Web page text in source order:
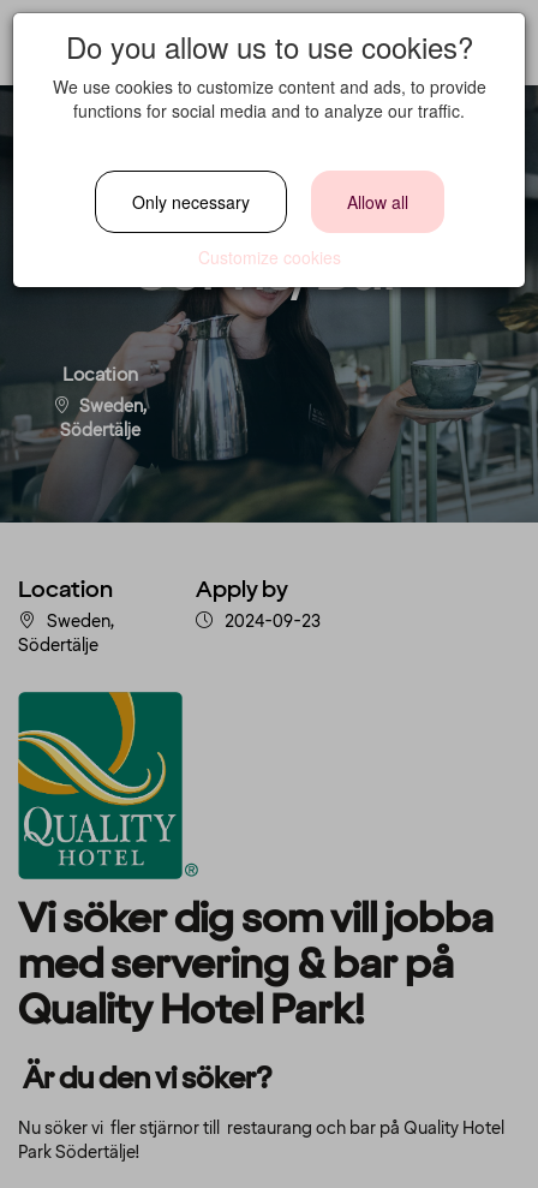
Extrapersonal till
Servis/Bar
Location
Sweden,
Södertälje
Location
Sweden,
Södertälje
Apply by
2024-09-23
Vi söker dig som vill jobba
med servering & bar på
Quality Hotel Park!
Är du den vi söker?
Nu söker vi fler stjärnor till restaurang och bar på Quality Hotel
Park Södertälje!
Do you allow us to use cookies?
We use cookies to customize content and ads, to provide
functions for social media and to analyze our traffic.
Only necessary Allow all
Customize cookies